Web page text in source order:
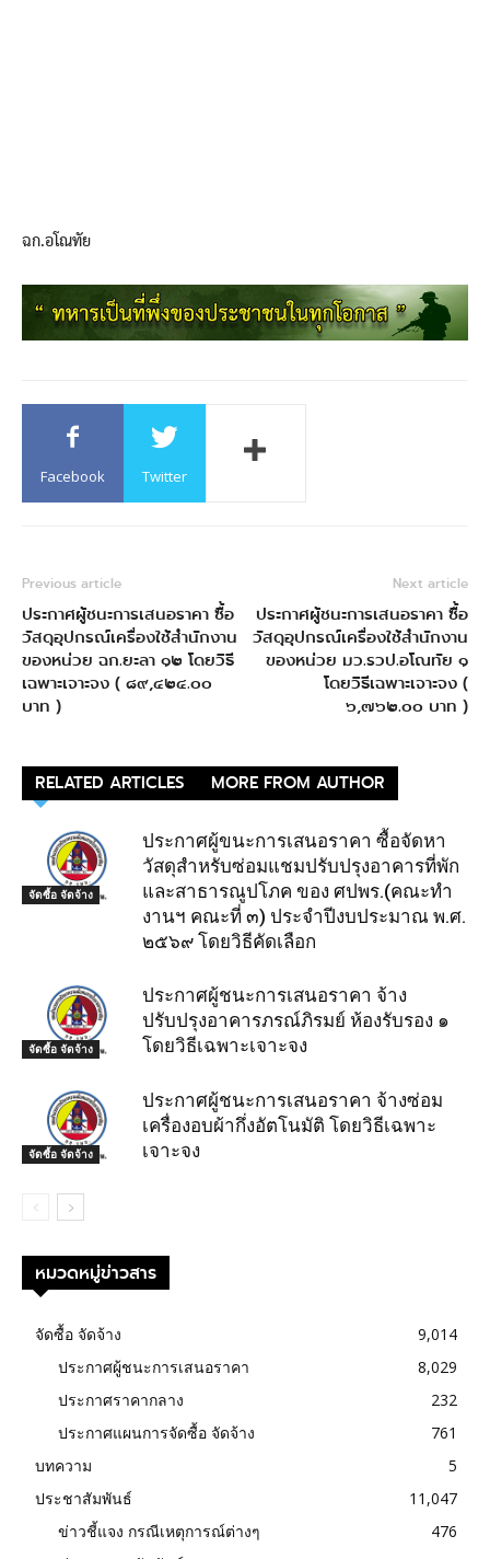
ฉก.อโณทัย
Facebook Twitter
Previous article
ประกาศผู้ชนะการเสนอราคา ซื้อ
วัสดุอุปกรณ์เครื่องใช้สำนักงาน
ของหน่วย ฉก.ยะลา ๑๒ โดยวิธี
เฉพาะเจาะจง ( ๘๙,๔๒๔.๐๐
บาท )
Next article
ประกาศผู้ชนะการเสนอราคา ซื้อ
วัสดุอุปกรณ์เครื่องใช้สำนักงาน
ของหน่วย มว.รวป.อโณทัย ๑
โดยวิธีเฉพาะเจาะจง (
๖,๗๖๒.๐๐ บาท )
RELATED ARTICLES MORE FROM AUTHOR
จัดซื้อ จัดจ้าง
ประกาศผู้ขนะการเสนอราคา ซื้อจัดหา
วัสดุสำหรับซ่อมแชมปรับปรุงอาคารที่พัก
และสาธารณูปโภค ของ ศปพร.(คณะทำ
งานฯ คณะที่ ๓) ประจำปีงบประมาณ พ.ศ.
๒๕๖๙ โดยวิธีคัดเลือก
จัดซื้อ จัดจ้าง
ประกาศผู้ชนะการเสนอราคา จ้าง
ปรับปรุงอาคารภรณ์ภิรมย์ ห้องรับรอง ๑
โดยวิธีเฉพาะเจาะจง
จัดซื้อ จัดจ้าง
ประกาศผู้ชนะการเสนอราคา จ้างซ่อม
เครื่องอบผ้ากึ่งอัตโนมัติ โดยวิธีเฉพาะ
เจาะจง
หมวดหมู่ข่าวสาร
จัดซื้อ จัดจ้าง
9,014
ประกาศผู้ชนะการเสนอราคา
8,029
ประกาศราคากลาง
232
ประกาศแผนการจัดซื้อ จัดจ้าง
761
บทความ
5
ประชาสัมพันธ์
11,047
ข่าวชี้แจง กรณีเหตุการณ์ต่างๆ
476